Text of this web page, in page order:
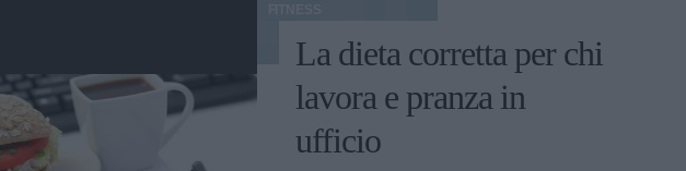
La dieta corretta per chi
lavora e pranza in
ufficio